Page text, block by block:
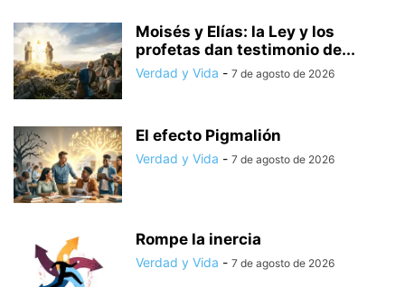
Moisés y Elías: la Ley y los
profetas dan testimonio de...
Verdad y Vida - 7 de agosto de 2026
El efecto Pigmalión
Verdad y Vida - 7 de agosto de 2026
Rompe la inercia
Verdad y Vida - 7 de agosto de 2026